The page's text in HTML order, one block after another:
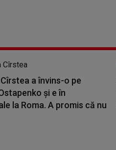
a învins-o pe
și e în
la Roma. A promis că nu